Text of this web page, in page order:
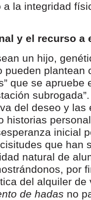
la integridad
y el recurso a
un hijo,
pueden plantean
que se apruebe
del deseo y las
historias
inicial
que han
natural de
por
del alquiler de
de hadas no